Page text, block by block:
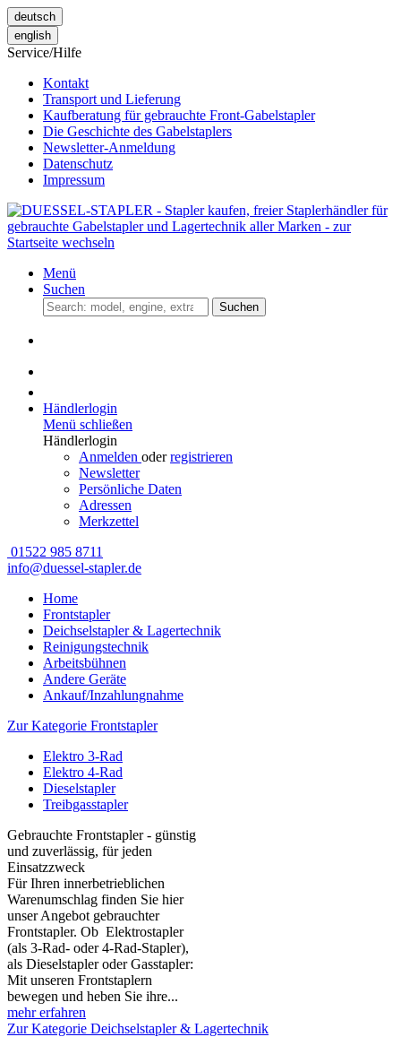
deutsch
english
Service/Hilfe
Kontakt
Transport und Lieferung
Kaufberatung für gebrauchte Front-Gabelstapler
Die Geschichte des Gabelstaplers
Newsletter-Anmeldung
Datenschutz
Impressum
Menü
Suchen
Suchen
Händlerlogin
Menü schließen
Händlerlogin
Anmelden oderregistrieren
Newsletter
Persönliche Daten
Adressen
Merkzettel
01522 985 8711
info@duessel-stapler.de
Home
Frontstapler
Deichselstapler & Lagertechnik
Reinigungstechnik
Arbeitsbühnen
Andere Geräte
Ankauf/Inzahlungnahme
Zur Kategorie Frontstapler
Elektro 3-Rad
Elektro 4-Rad
Dieselstapler
Treibgasstapler
Gebrauchte Frontstapler - günstig
und zuverlässig, für jeden
Einsatzzweck
Für Ihren innerbetrieblichen
Warenumschlag finden Sie hier
unser Angebot gebrauchter
Frontstapler. Ob Elektrostapler
(als 3-Rad- oder 4-Rad-Stapler),
als Dieselstapler oder Gasstapler:
Mit unseren Frontstaplern
bewegen und heben Sie ihre...
mehr erfahren
Zur Kategorie Deichselstapler & Lagertechnik